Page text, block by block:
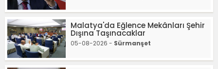
Malatya'da Eğlence Mekânları Şehir
Dışına Taşınacaklar
05-08-2026 - Sürmanşet